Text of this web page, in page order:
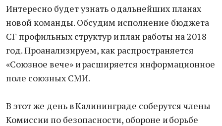
Интересно будет узнать о дальнейших планах
новой команды. Обсудим исполнение бюджета
СГ профильных структур и план работы на 2018
год. Проанализируем, как распространяется
«Союзное вече» и расширяется информационное
поле союзных СМИ.
В этот же день в Калининграде соберутся члены
Комиссии по безопасности, обороне и борьбе